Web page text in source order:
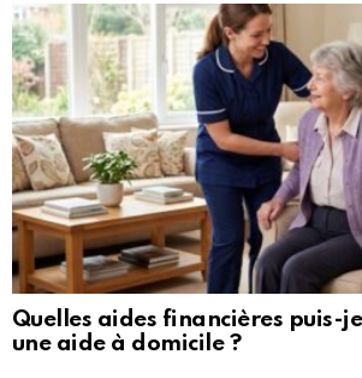
Quelles aides financières puis-
une aide à domicile ?